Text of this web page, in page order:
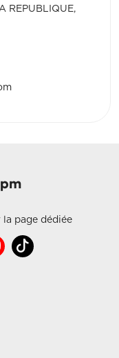
REPUBLIQUE,
page dédiée